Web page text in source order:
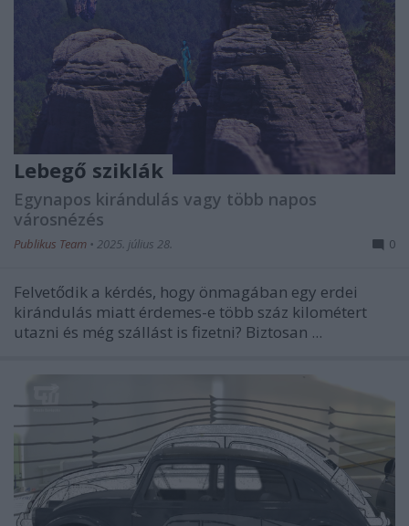
Lebegő sziklák
Egynapos kirándulás vagy több napos
városnézés
Publikus Team • 2025. július 28. 0
Felvetődik a kérdés, hogy önmagában egy erdei
kirándulás miatt érdemes-e több száz kilométert
utazni és még szállást is fizetni? Biztosan ...